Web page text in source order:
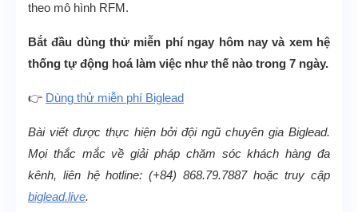
theo mô hình RFM.
Bắt đầu dùng thử miễn phí ngay hôm nay và xem hệ
thống tự động hoá làm việc như thế nào trong 7 ngày.
👉 Dùng thử miễn phí Biglead
Bài viết được thực hiện bởi đội ngũ chuyên gia Biglead.
Mọi thắc mắc về giải pháp chăm sóc khách hàng đa
kênh, liên hệ hotline: (+84) 868.79.7887 hoặc truy cập
biglead.live.